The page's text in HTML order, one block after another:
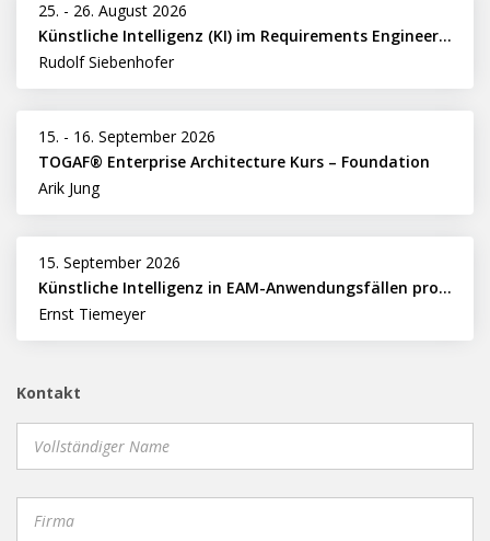
25. - 26. August 2026
Künstliche Intelligenz (KI) im Requirements Engineering erfolgreich einsetzen
Rudolf Siebenhofer
15. - 16. September 2026
TOGAF® Enterprise Architecture Kurs – Foundation
Arik Jung
15. September 2026
Künstliche Intelligenz in EAM-Anwendungsfällen professionell nutzen
Ernst Tiemeyer
Kontakt